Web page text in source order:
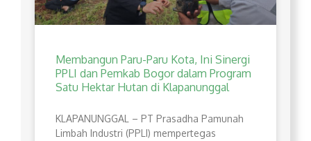
Membangun Paru-Paru Kota, Ini Sinergi
PPLI dan Pemkab Bogor dalam Program
Satu Hektar Hutan di Klapanunggal
​KLAPANUNGGAL – PT Prasadha Pamunah
Limbah Industri (PPLI) mempertegas